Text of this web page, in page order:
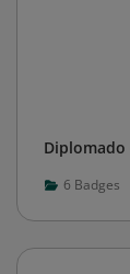
6 Badges